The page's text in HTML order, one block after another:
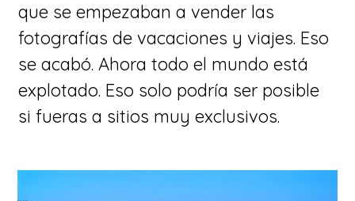
que se empezaban a vender las
fotografías de vacaciones y viajes. Eso
se acabó. Ahora todo el mundo está
explotado. Eso solo podría ser posible
si fueras a sitios muy exclusivos.